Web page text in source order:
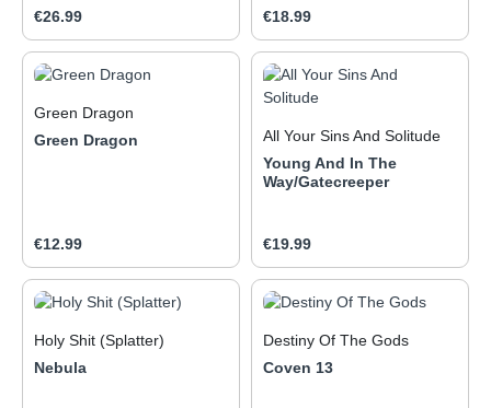
Regular price:
€26.99 Regular price:
€18.99
Green Dragon
Green Dragon
Regular price:
€12.99
All Your Sins And Solitude
Young And In The
Way/Gatecreeper
Regular price:
€19.99
Holy Shit (Splatter)
Nebula
Destiny Of The Gods
Coven 13